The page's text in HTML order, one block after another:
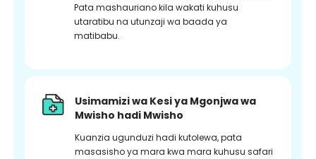
Pata mashauriano kila wakati kuhusu
utaratibu na utunzaji wa baada ya
matibabu.
Usimamizi wa Kesi ya Mgonjwa wa
Mwisho hadi Mwisho
Kuanzia ugunduzi hadi kutolewa, pata
masasisho ya mara kwa mara kuhusu safari